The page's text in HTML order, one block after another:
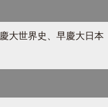
大世界史、早慶大日本